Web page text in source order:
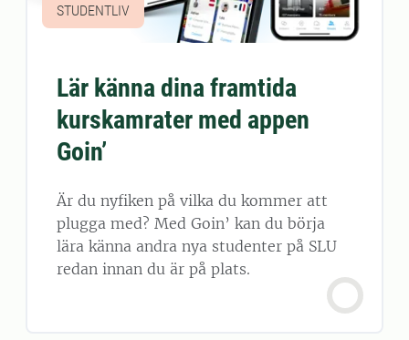
STUDENTLIV
Lär känna dina framtida
kurskamrater med appen
Goin’
Är du nyfiken på vilka du kommer att
plugga med? Med Goin’ kan du börja
lära känna andra nya studenter på SLU
redan innan du är på plats.